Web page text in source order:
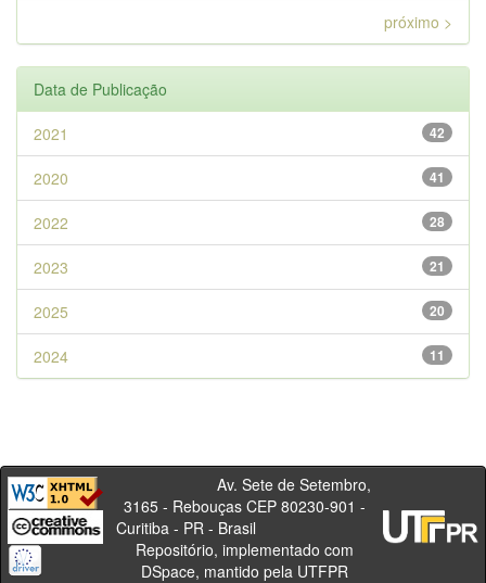
próximo >
Data de Publicação
42
2021
41
2020
28
2022
21
2023
20
2025
11
2024
Av. Sete de Setembro,
3165 - Rebouças CEP 80230-901 -
Curitiba - PR - Brasil
Repositório, implementado com
DSpace, mantido pela UTFPR